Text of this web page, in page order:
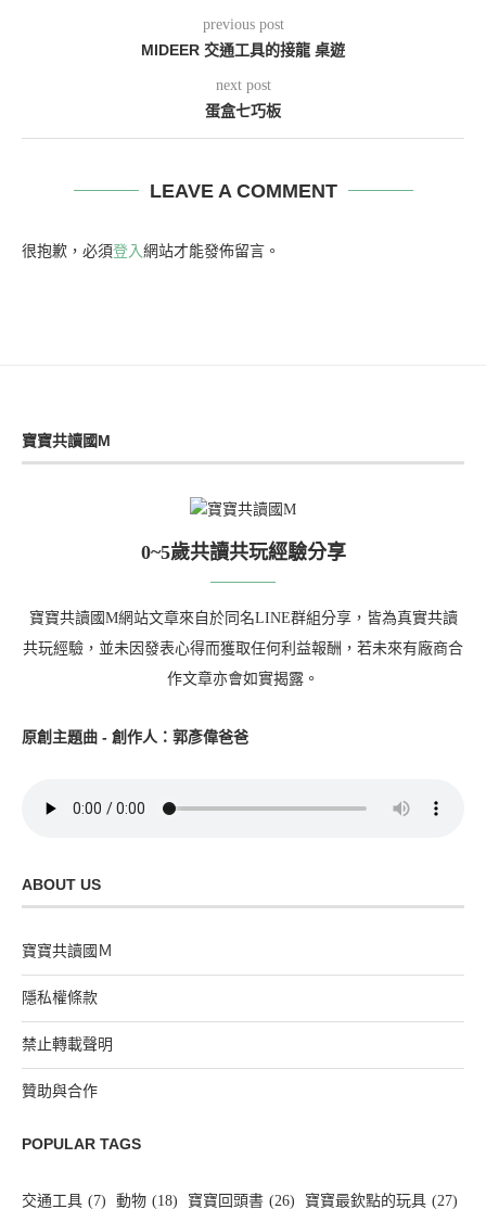
previous post
MIDEER 交通工具的接龍 桌遊
next post
蛋盒七巧板
LEAVE A COMMENT
很抱歉，必須登入網站才能發佈留言。
寶寶共讀國M
0~5歲共讀共玩經驗分享
寶寶共讀國M網站文章來自於同名LINE群組分享，皆為真實共讀
共玩經驗，並未因發表心得而獲取任何利益報酬，若未來有廠商合
作文章亦會如實揭露。
原創主題曲 - 創作人：郭彥偉爸爸
ABOUT US
寶寶共讀國Ｍ
隱私權條款
禁止轉載聲明
贊助與合作
POPULAR TAGS
交通工具 (7) 動物 (18) 寶寶回頭書 (26) 寶寶最欽點的玩具 (27)